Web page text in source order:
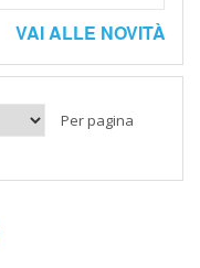
VAI ALLE NOVITÀ
Per pagina